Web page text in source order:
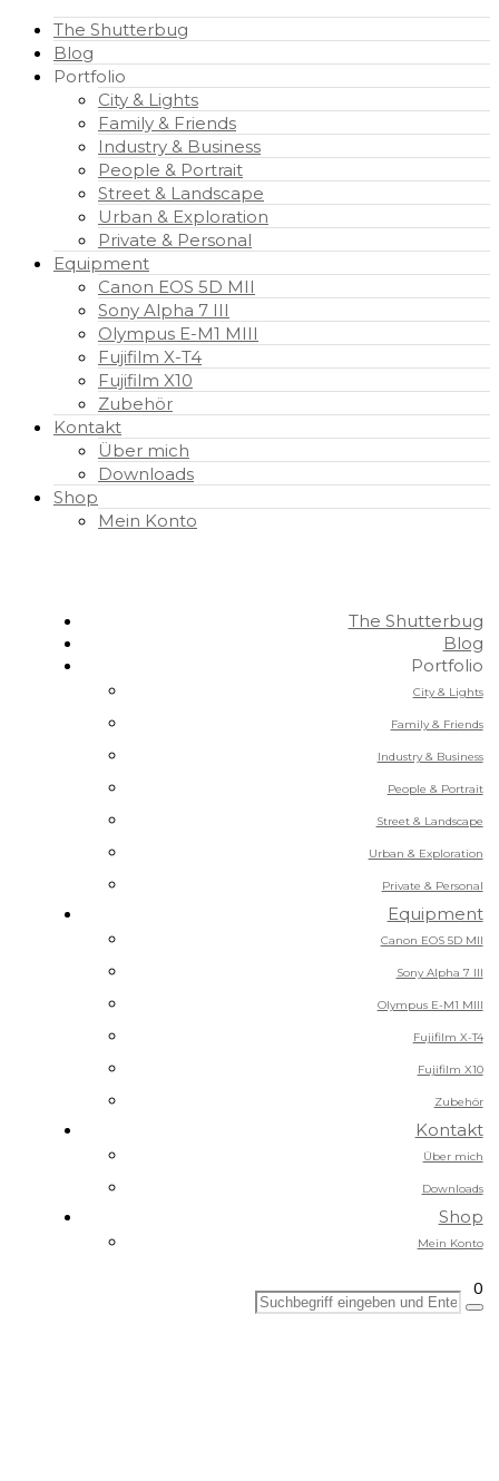
The Shutterbug
Blog
Portfolio
City & Lights
Family & Friends
Industry & Business
People & Portrait
Street & Landscape
Urban & Exploration
Private & Personal
Equipment
Canon EOS 5D MII
Sony Alpha 7 III
Olympus E-M1 MIII
Fujifilm X-T4
Fujifilm X10
Zubehör
Kontakt
Über mich
Downloads
Shop
Mein Konto
The Shutterbug
Blog
Portfolio
City & Lights
Family & Friends
Industry & Business
People & Portrait
Street & Landscape
Urban & Exploration
Private & Personal
Equipment
Canon EOS 5D MII
Sony Alpha 7 III
Olympus E-M1 MIII
Fujifilm X-T4
Fujifilm X10
Zubehör
Kontakt
Über mich
Downloads
Shop
Mein Konto
0